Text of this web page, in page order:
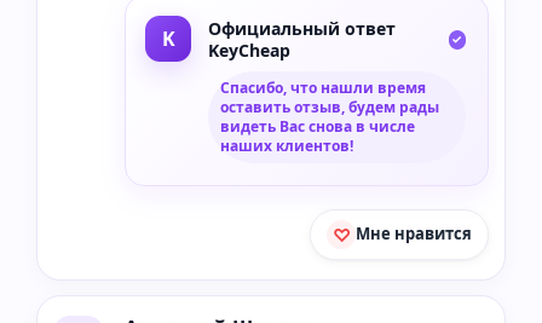
Официальный ответ
KeyCheap
Спасибо, что нашли время
оставить отзыв, будем рады
видеть Вас снова в числе
наших клиентов!
Мне нравится